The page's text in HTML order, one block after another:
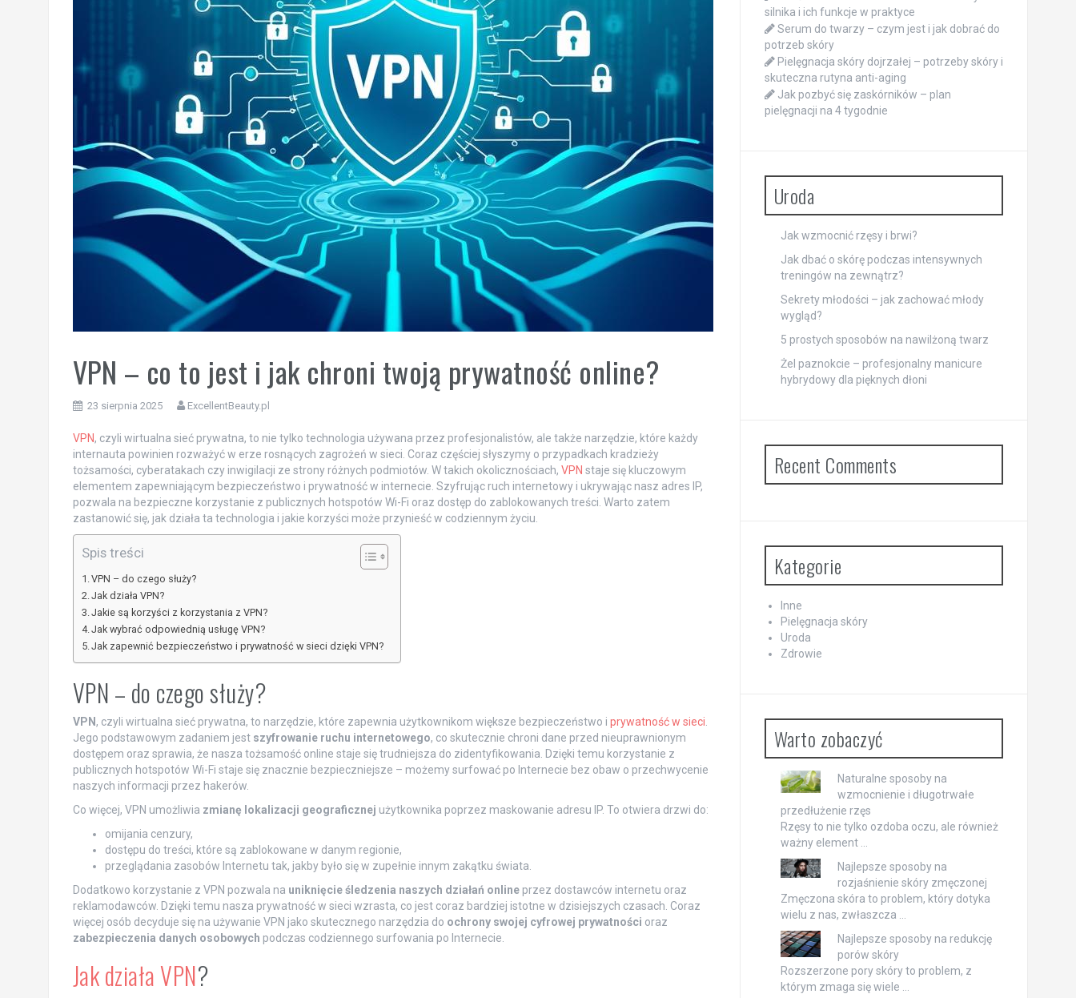
VPN – co to jest i jak chroni twoją prywatność online?
23 sierpnia 2025 ExcellentBeauty.pl
VPN, czyli wirtualna sieć prywatna, to nie tylko technologia używana przez profesjonalistów, ale także narzędzie, które każdy
internauta powinien rozważyć w erze rosnących zagrożeń w sieci. Coraz częściej słyszymy o przypadkach kradzieży
tożsamości, cyberatakach czy inwigilacji ze strony różnych podmiotów. W takich okolicznościach, VPN staje się kluczowym
elementem zapewniającym bezpieczeństwo i prywatność w internecie. Szyfrując ruch internetowy i ukrywając nasz adres IP,
pozwala na bezpieczne korzystanie z publicznych hotspotów Wi-Fi oraz dostęp do zablokowanych treści. Warto zatem
zastanowić się, jak działa ta technologia i jakie korzyści może przynieść w codziennym życiu.
Spis treści
VPN – do czego służy?
Jak działa VPN?
Jakie są korzyści z korzystania z VPN?
Jak wybrać odpowiednią usługę VPN?
Jak zapewnić bezpieczeństwo i prywatność w sieci dzięki VPN?
VPN – do czego służy?
VPN , czyli wirtualna sieć prywatna, to narzędzie, które zapewnia użytkownikom większe bezpieczeństwo i prywatność w sieci
Jego podstawowym zadaniem jest szyfrowanie ruchu internetowego, co skutecznie chroni dane przed nieuprawnionym
dostępem oraz sprawia, że nasza tożsamość online staje się trudniejsza do zidentyfikowania. Dzięki temu korzystanie z
publicznych hotspotów Wi-Fi staje się znacznie bezpieczniejsze – możemy surfować po Internecie bez obaw o przechwycenie
naszych informacji przez hakerów.
Co więcej, VPN umożliwia zmianę lokalizacji geograficznej użytkownika poprzez maskowanie adresu IP. To otwiera drzwi do:
omijania cenzury,
dostępu do treści, które są zablokowane w danym regionie,
przeglądania zasobów Internetu tak, jakby było się w zupełnie innym zakątku świata.
Dodatkowo korzystanie z VPN pozwala na uniknięcie śledzenia naszych działań onlineprzez dostawców internetu oraz
reklamodawców. Dzięki temu nasza prywatność w sieci wzrasta, co jest coraz bardziej istotne w dzisiejszych czasach. Coraz
więcej osób decyduje się na używanie VPN jako skutecznego narzędzia do ochrony swojej cyfrowej prywatności oraz
zabezpieczenia danych osobowych podczas codziennego surfowania po Internecie.
Jak działa VPN?
silnika i ich funkcje w praktyce
Serum do twarzy – czym jest i jak dobrać do
potrzeb skóry
Pielęgnacja skóry dojrzałej – potrzeby skóry i
skuteczna rutyna anti-aging
Jak pozbyć się zaskórników – plan
pielęgnacji na 4 tygodnie
Uroda
Jak wzmocnić rzęsy i brwi?
Jak dbać o skórę podczas intensywnych
treningów na zewnątrz?
Sekrety młodości – jak zachować młody
wygląd?
5 prostych sposobów na nawilżoną twarz
Żel paznokcie – profesjonalny manicure
hybrydowy dla pięknych dłoni
Recent Comments
Kategorie
Inne
Pielęgnacja skóry
Uroda
Zdrowie
Warto zobaczyć
Naturalne sposoby na
wzmocnienie i długotrwałe
przedłużenie rzęs
Rzęsy to nie tylko ozdoba oczu, ale również
ważny element …
Najlepsze sposoby na
rozjaśnienie skóry zmęczonej
Zmęczona skóra to problem, który dotyka
wielu z nas, zwłaszcza …
Najlepsze sposoby na redukcję
porów skóry
Rozszerzone pory skóry to problem, z
którym zmaga się wiele …